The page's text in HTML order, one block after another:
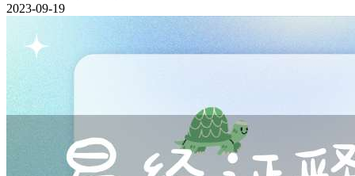
2023-09-19